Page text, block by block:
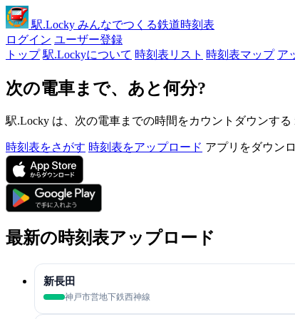
駅.Locky みんなでつくる鉄道時刻表
ログイン ユーザー登録
トップ 駅.Lockyについて 時刻表リスト 時刻表マップ ア
次の電車まで、あと何分?
駅.Locky は、次の電車までの時間をカウントダウンす
時刻表をさがす 時刻表をアップロード アプリをダウン
最新の時刻表アップロード
新長田
神戸市営地下鉄西神線